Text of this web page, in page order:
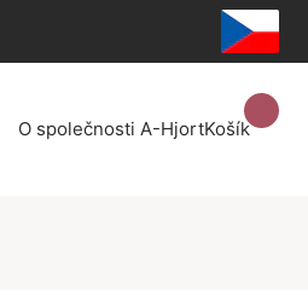
O společnosti A-HjortKošík